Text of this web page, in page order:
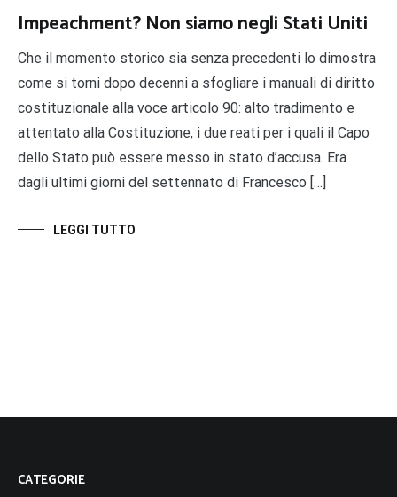
Impeachment? Non siamo negli Stati Uniti
Che il momento storico sia senza precedenti lo dimostra
come si torni dopo decenni a sfogliare i manuali di diritto
costituzionale alla voce articolo 90: alto tradimento e
attentato alla Costituzione, i due reati per i quali il Capo
dello Stato può essere messo in stato d’accusa. Era
dagli ultimi giorni del settennato di Francesco […]
LEGGI TUTTO
CATEGORIE